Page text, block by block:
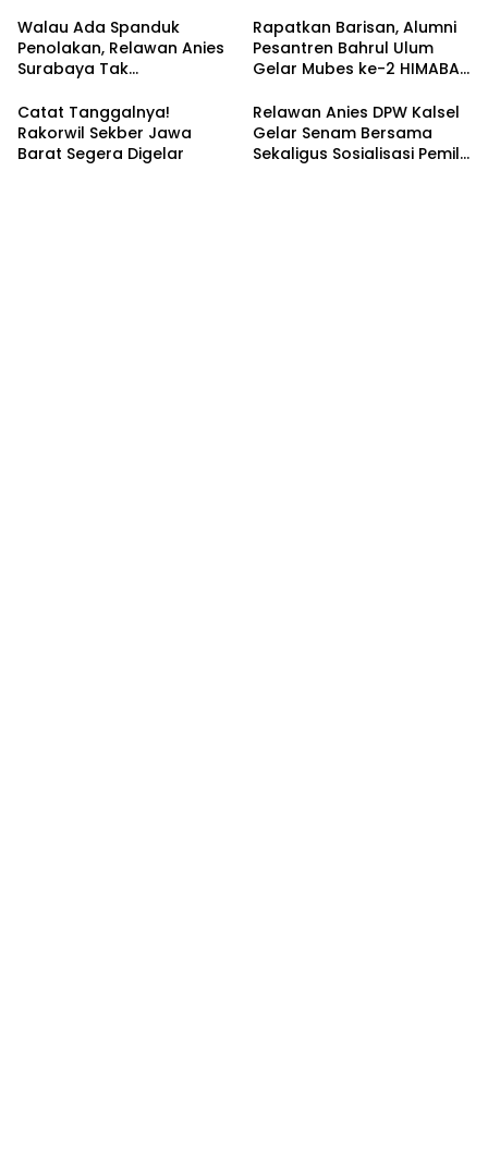
Walau Ada Spanduk
Penolakan, Relawan Anies
Surabaya Tak
Rapatkan Barisan, Alumni
Pesantren Bahrul Ulum
Gelar Mubes ke-2 HIMABAS
Semarang
Catat Tanggalnya!
Rakorwil Sekber Jawa
Barat Segera Digelar
Relawan Anies DPW Kalsel
Gelar Senam Bersama
Sekaligus Sosialisasi Pemilu